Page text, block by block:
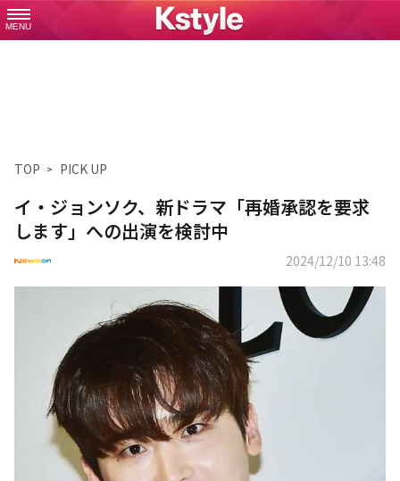
MENU
TOP PICK UP
イ・ジョンソク、新ドラマ「再婚承認を要求
します」への出演を検討中
2024/12/10 13:48